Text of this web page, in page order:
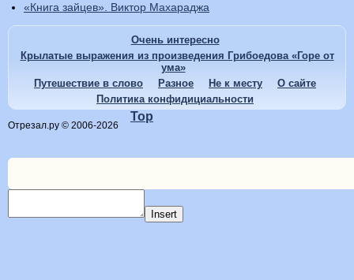
«Книга зайцев». Виктор Махараджа
Очень интересно
Крылатые выражения из произведения Грибоедова «Горе от
ума»
Путешествие в слово
Разное Не к месту
О сайте
Политика конфидициальности
Отрезал.ру © 2006-2026
Top
Insert